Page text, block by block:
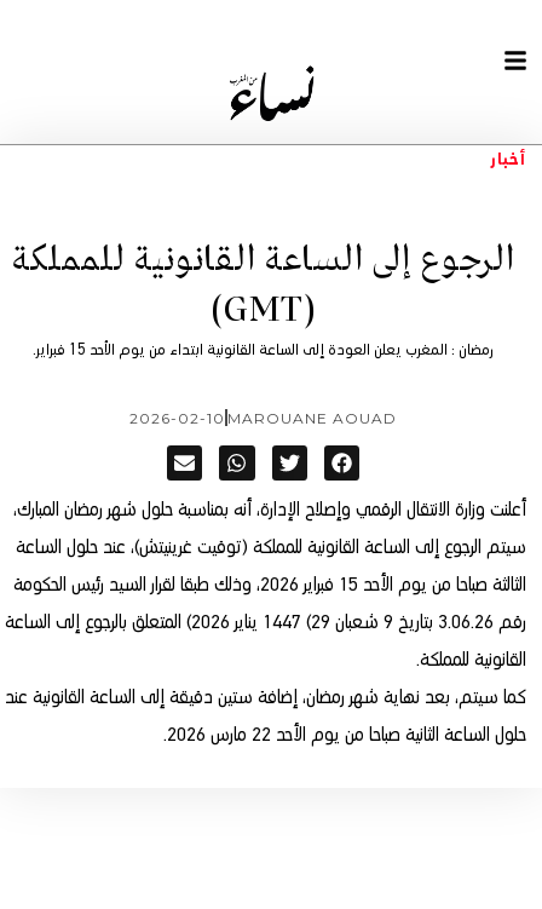
أخبار
الرجوع إلى الساعة القانونية للمملكة
(GMT)
رمضان : المغرب يعلن العودة إلى الساعة القانونية ابتداء من يوم الأحد 15 فبراير.
MAROUANE AOUAD
2026-02-10
أعلنت وزارة الانتقال الرقمي وإصلاح الإدارة، أنه بمناسبة حلول شهر رمضان المبارك،
سيتم الرجوع إلى الساعة القانونية للمملكة (توقيت غرينيتش)، عند حلول الساعة
الثالثة صباحا من يوم الأحد 15 فبراير 2026، وذلك طبقا لقرار السيد رئيس الحكومة
رقم 3.06.26 بتاريخ 9 شعبان 29) 1447 يناير 2026) المتعلق بالرجوع إلى الساعة
القانونية للمملكة.
كما سيتم، بعد نهاية شهر رمضان، إضافة ستين دقيقة إلى الساعة القانونية عند
حلول الساعة الثانية صباحا من يوم الأحد 22 مارس 2026.